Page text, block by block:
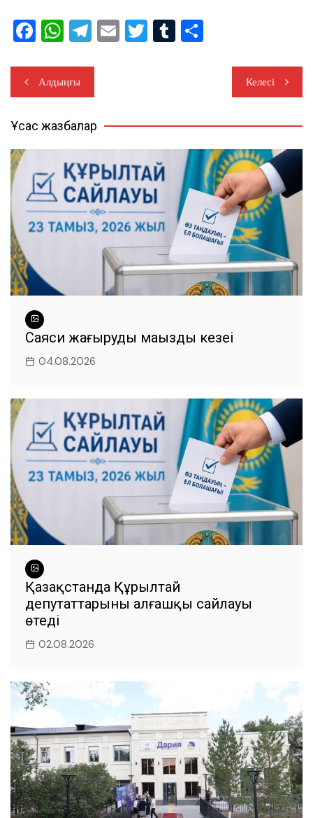
F
c
e
b
o
o
k
W
at
s
A
p
p
T
e
gr
a
m
E T T
r
Жазба
навигациясы
Алдыңғы Келесі
Ұқсас жазбалар
Саяси жаңғырудың маңызды кезеңі
04.08.2026
Қазақстанда Құрылтай
депутаттарының алғашқы сайлауы
өтеді
02.08.2026